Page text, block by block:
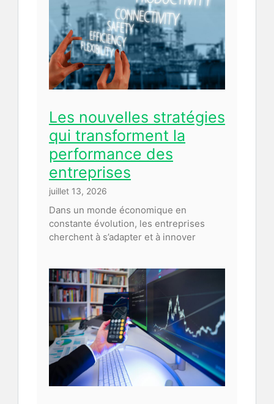
Les nouvelles stratégies
qui transforment la
performance des
entreprises
juillet 13, 2026
Dans un monde économique en
constante évolution, les entreprises
cherchent à s’adapter et à innover